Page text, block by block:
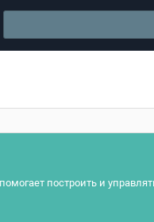
построить и